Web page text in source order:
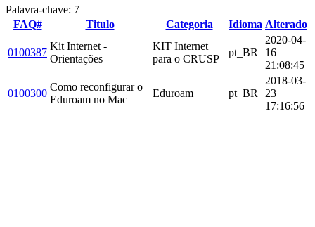
Palavra-chave: 7
FAQ#
Titulo Categoria Idioma Alterado
0100387
Kit Internet -
Orientações
KIT Internet
para o CRUSP
pt_BR
2020-04-
16
21:08:45
0100300
Como reconfigurar o
Eduroam no Mac
Eduroam pt_BR
2018-03-
23
17:16:56